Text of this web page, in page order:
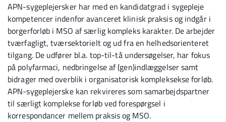
APN-sygeplejersker har med en kandidatgrad i sygepleje
kompetencer indenfor avanceret klinisk praksis og indgår i
borgerforløb i MSO af særlig kompleks karakter. De arbejder
tværfagligt, tværsektorielt og ud fra en helhedsorienteret
tilgang. De udfører bl.a. top-til-tå undersøgelser, har fokus
på polyfarmaci, nedbringelse af (gen)indlæggelser samt
bidrager med overblik i organisatorisk kompleksekse forløb.
APN-sygeplejerske kan rekvireres som samarbejdspartner
til særligt komplekse forløb ved forespørgsel i
korrespondancer mellem praksis og MSO.